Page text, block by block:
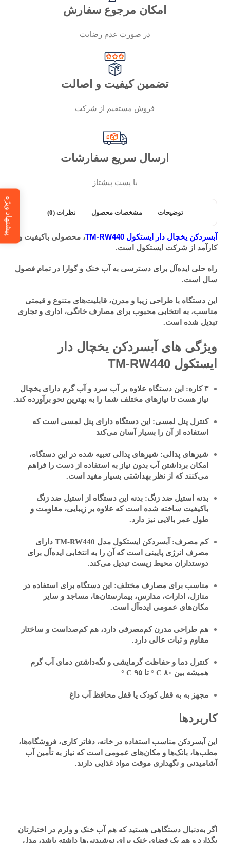
امکان مرجوع سفارش
در صورت عدم رضایت
تضمین کیفیت و اصالت
فروش مستقیم از شرکت
ارسال سریع سفارشات
با پست پیشتاز
توضیحات مشخصات محصول نظرات (0)
آبسردکن یخچال دار ایستکول TM-RW440
، محصولی باکیفیت و
کارآمد از شرکت ایستکول است.
راه حلی ایده‌آل برای دسترسی به آب خنک و گوارا در تمام فصول
سال است.
این دستگاه با طراحی زیبا و مدرن، قابلیت‌های متنوع و قیمتی
مناسب، به انتخابی محبوب برای مصارف خانگی، اداری و تجاری
تبدیل شده است.
ویژگی های آبسردکن یخچال دار
ایستکول TM-RW440
۳ کاره
: این دستگاه علاوه بر آب سرد و آب گرم دارای یخچال
نیاز هست تا نیازهای مختلف شما را به بهترین نحو برآورده کند.
کنترل پنل لمسی: این دستگاه دارای پنل لمسی است که
استفاده از آن را بسیار آسان می‌کند
شیرهای پدالی: شیرهای پدالی تعبیه شده در این دستگاه،
امکان برداشتن آب بدون نیاز به استفاده از دست را فراهم
می‌کنند که از نظر بهداشتی بسیار مفید است.
بدنه استیل ضد زنگ: بدنه این دستگاه از استیل ضد زنگ
باکیفیت ساخته شده است که علاوه بر زیبایی، مقاومت و
طول عمر بالایی نیز دارد.
کم مصرف:
آبسردکن ایستکول مدل TM-RW440 دارای
مصرف انرژی پایینی است که آن را به انتخابی ایده‌آل برای
دوستداران محیط زیست تبدیل می‌کند.
مناسب برای مصارف مختلف: این دستگاه برای استفاده در
منازل، ادارات، مدارس، بیمارستان‌ها، مساجد و سایر
مکان‌های عمومی ایده‌آل است.
هم طراحی مدرن کم‌مصرفی دارد، هم کم‌صداست و ساختار
مقاوم و ثبات عالی دارد.
کنترل دما و حفاظت گرمایشی و نگه‌داشتن دمای آب گرم
همیشه بین ۸۰ C ° تا ۹۵ C °
مجهز به به قفل کودک یا قفل محافظ آب داغ
کاربردها
این آبسردکن مناسب استفاده در خانه، دفاتر کاری، فروشگاه‌ها،
مطب‌ها، بانک‌ها و مکان‌های عمومی است که نیاز به تأمین آب
آشامیدنی و نگهداری موقت مواد غذایی دارند.
اگر به‌دنبال دستگاهی هستید که هم آب خنک و ولرم در اختیارتان
بگذارد و هم یک فضای خنک برای نوشیدنی‌ها داشته باشد، مدل
پیشنهاد ویژه